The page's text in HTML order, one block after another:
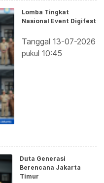
Lomba Tingkat
Nasional Event Digifest
Tanggal 13-07-2026
pukul 10:45
Duta Generasi
Berencana Jakarta
Timur